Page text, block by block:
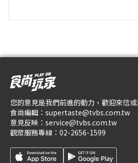
您的意見是我們前進的動力，歡迎來信
食尚編輯： supertaste@tvbs.com.tw
意見反映： service@tvbs.com.tw
觀眾服務專線： 02-2656-1599